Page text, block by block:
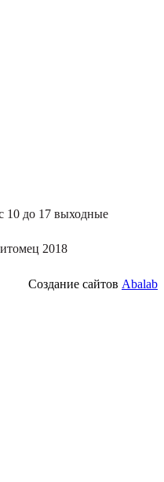
10 до 17 выходные
2018
Создание сайтов Abalab